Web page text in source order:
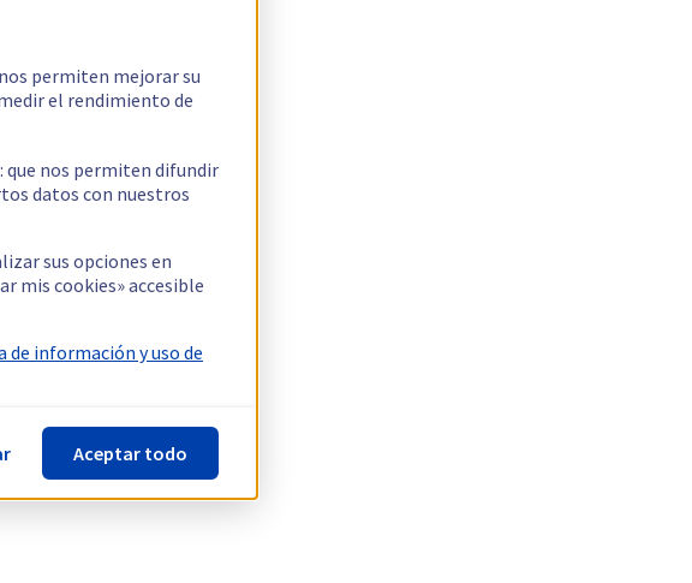
permiten mejorar su
el rendimiento de
que nos permiten difundir
datos con nuestros
sus opciones en
mis cookies» accesible
de información y uso de
Aceptar todo